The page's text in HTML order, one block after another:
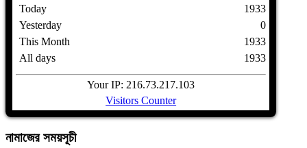
Today
Yesterday
This Month
All days
1933
0
1933
1933
Your IP: 216.73.217.103
Visitors Counter
নামাজেরসময়সূচী